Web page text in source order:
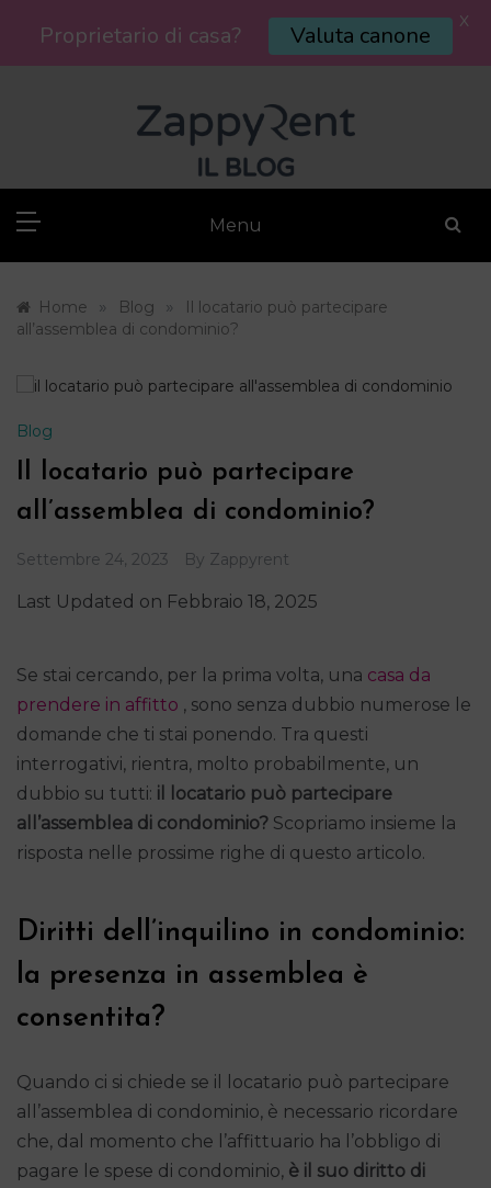
Menu
Home » Blog »
Il locatario può partecipare
all’assemblea di condominio?
Blog
Il locatario può partecipare
all’assemblea di condominio?
Settembre 24, 2023 By Zappyrent
Last Updated on Febbraio 18, 2025
Se stai cercando, per la prima volta, una casa da
prendere in affitto , sono senza dubbio numerose le
domande che ti stai ponendo. Tra questi
interrogativi, rientra, molto probabilmente, un
dubbio su tutti: il locatario può partecipare
all’assemblea di condominio? Scopriamo insieme la
risposta nelle prossime righe di questo articolo.
Diritti dell’inquilino in condominio:
la presenza in assemblea è
consentita?
Quando ci si chiede se il locatario può partecipare
all’assemblea di condominio, è necessario ricordare
che, dal momento che l’affittuario ha l’obbligo di
pagare le spese di condominio, è il suo diritto di
Proprietario di casa? Valuta canone X